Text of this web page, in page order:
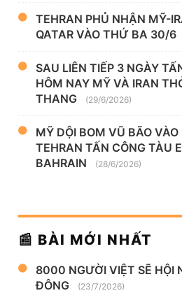
TEHRAN PHỦ NHẬN MỸ-
QATAR VÀO THỨ BA 30/6
SAU LIÊN TIẾP 3 NGÀY
HÔM NAY MỸ VÀ IRAN
THANG
(29/6/2026)
MỸ DỘI BOM VŨ BÃO VÀO
TEHRAN TẤN CÔNG TÀU
BAHRAIN
(28/6/2026)
📰 BÀI MỚI NHẤT
8000 NGƯỜI VIỆT SẼ HỘI
ĐÔNG
(23/7/2026)